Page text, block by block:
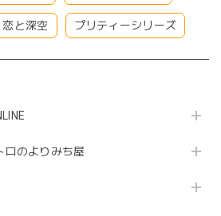
恋と深空 プリティーシリーズ
ロのよりみち屋